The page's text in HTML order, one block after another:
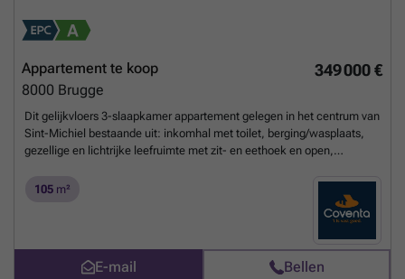
349 000 €
Appartement te koop
8000 Brugge
Dit gelijkvloers 3-slaapkamer appartement gelegen in het centrum van
Sint-Michiel bestaande uit: inkomhal met toilet, berging/wasplaats,
gezellige en lichtrijke leefruimte met zit- en eethoek en open,
wastafel met meubel en inloopdouche.Verder is er een aangenaam
terras/tuin voorzien. Afgesloten staanplaats met aansluitende berging
(10.000€)Troeven?+ Recent gebouw (2017);+ Centrale ligging nabij
station Brugge;+ Instapklaar en energiezuinig (label A);+ Vrij bij akte;+
Topper in zijn klasse!EPC label AGrijp deze kans en maak van deze
eigendom uw thuis! Benieuwd naar dit pand of een andere eigendom?
105 m²
E-mail Bellen